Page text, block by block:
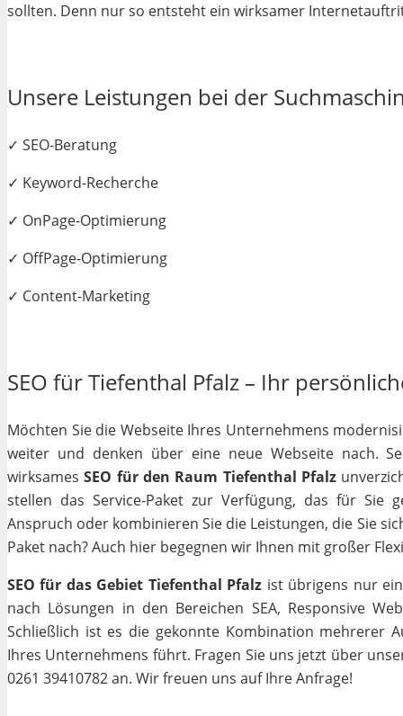
sollten. Denn nur so entsteht ein wirksamer
Unsere Leistungen bei der
✓ SEO-Beratung
✓ Keyword-Recherche
✓ OnPage-Optimierung
✓ OffPage-Optimierung
✓ Content-Marketing
SEO für Tiefenthal Pfalz – Ihr
Möchten Sie die Webseite Ihres Unternehmens
weiter und denken über eine neue Webseite nach.
wirksamesSEO für den Raum Tiefenthal Pfalz
stellen das Service-Paket zur Verfügung, das für Sie
Anspruch oder kombinieren Sie die Leistungen, die Sie
Paket nach? Auch hier begegnen wir Ihnen mit großer
SEO für das Gebiet Tiefenthal Pfalz ist übrigens nur
nach Lösungen in den Bereichen SEA, Responsive
Schließlich ist es die gekonnte Kombination mehrerer
Ihres Unternehmens führt. Fragen Sie uns jetzt über
0261 39410782 an. Wir freuen uns auf Ihre Anfrage!